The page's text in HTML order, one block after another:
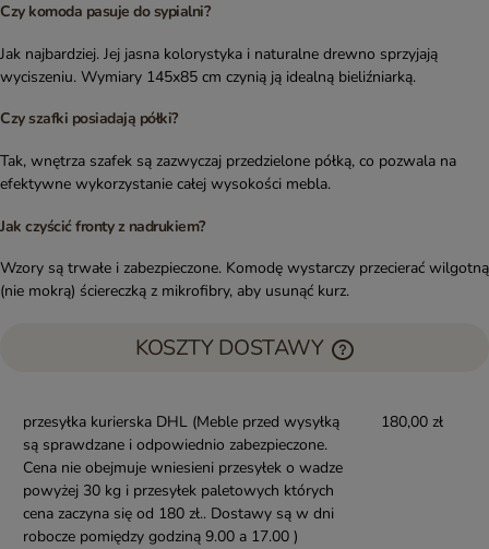
Czy komoda pasuje do sypialni?
Jak najbardziej. Jej jasna kolorystyka i naturalne drewno sprzyjają
wyciszeniu. Wymiary 145x85 cm czynią ją idealną bieliźniarką.
Czy szafki posiadają półki?
Tak, wnętrza szafek są zazwyczaj przedzielone półką, co pozwala na
efektywne wykorzystanie całej wysokości mebla.
Jak czyścić fronty z nadrukiem?
Wzory są trwałe i zabezpieczone. Komodę wystarczy przecierać wilgotną
(nie mokrą) ściereczką z mikrofibry, aby usunąć kurz.
KOSZTY DOSTAWY
przesyłka kurierska DHL (Meble przed wysyłką
są sprawdzane i odpowiednio zabezpieczone.
Cena nie obejmuje wniesieni przesyłek o wadze
powyżej 30 kg i przesyłek paletowych których
cena zaczyna się od 180 zł.. Dostawy są w dni
robocze pomiędzy godziną 9.00 a 17.00 )
180,00 zł